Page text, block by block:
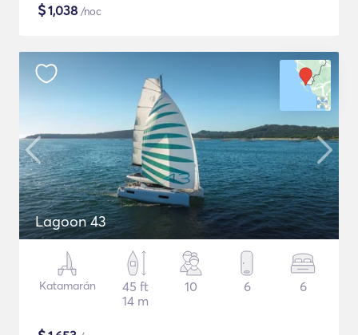
$1,038 /noc
Lagoon 43
Katamarán
45 ft
14 m
10 6 6